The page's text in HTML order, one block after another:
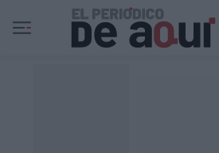
Ir al contenido principal